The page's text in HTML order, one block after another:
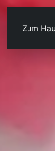
Zum